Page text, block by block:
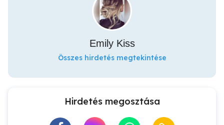
Emily Kiss
Összes hirdetés megtekintése
Hirdetés megosztása